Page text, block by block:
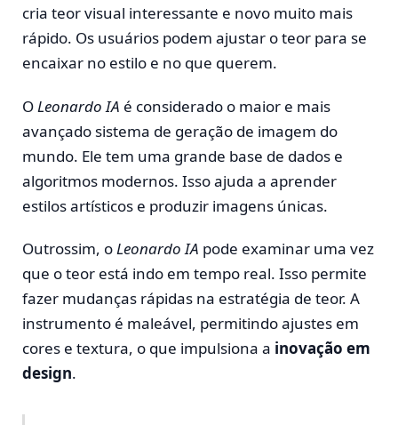
cria teor visual interessante e novo muito mais
rápido. Os usuários podem ajustar o teor para se
encaixar no estilo e no que querem.
O Leonardo IA é considerado o maior e mais
avançado sistema de geração de imagem do
mundo. Ele tem uma grande base de dados e
algoritmos modernos. Isso ajuda a aprender
estilos artísticos e produzir imagens únicas.
Outrossim, oLeonardo IA pode examinar uma vez
que o teor está indo em tempo real. Isso permite
fazer mudanças rápidas na estratégia de teor. A
instrumento é maleável, permitindo ajustes em
cores e textura, o que impulsiona a inovação em
design.